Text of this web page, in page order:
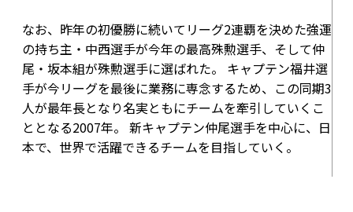
なお、昨年の初優勝に続いてリーグ2連覇を決めた強運
の持ち主・中西選手が今年の最高殊勲選手、そして仲
尾・坂本組が殊勲選手に選ばれた。 キャプテン福井選
手が今リーグを最後に業務に専念するため、この同期3
人が最年長となり名実ともにチームを牽引していくこ
ととなる2007年。 新キャプテン仲尾選手を中心に、日
本で、世界で活躍できるチームを目指していく。